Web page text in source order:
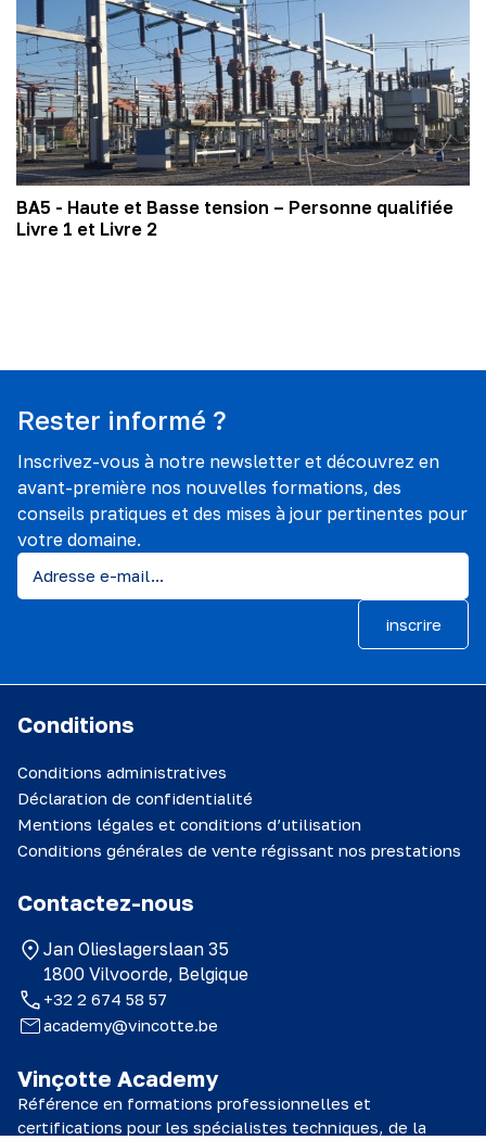
BA5 - Haute et Basse tension – Personne qualifiée
Livre 1 et Livre 2
Rester informé ?
Inscrivez-vous à notre newsletter et découvrez en
avant-première nos nouvelles formations, des
conseils pratiques et des mises à jour pertinentes pour
votre domaine.
inscrire
Vinçotte Academy
Référence en formations professionnelles et
certifications pour les spécialistes techniques, de la
Conditions
Conditions administratives
Déclaration de confidentialité
Mentions légales et conditions d’utilisation
Conditions générales de vente régissant nos prestations
Contactez-nous
Jan Olieslagerslaan 35
1800 Vilvoorde, Belgique
+32 2 674 58 57
academy@vincotte.be